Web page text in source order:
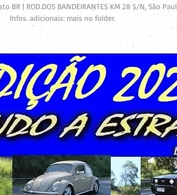
BR | ROD.DOS BANDEIRANTES KM 28 S/N, São
Infos. adicionais: mais no folder.